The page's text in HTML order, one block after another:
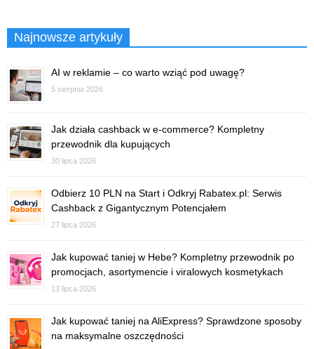
Najnowsze artykuły
AI w reklamie – co warto wziąć pod uwagę?
5 sierpnia 2026
Jak działa cashback w e-commerce? Kompletny
przewodnik dla kupujących
30 lipca 2026
Odbierz 10 PLN na Start i Odkryj Rabatex.pl: Serwis
Cashback z Gigantycznym Potencjałem
27 lipca 2026
Jak kupować taniej w Hebe? Kompletny przewodnik po
promocjach, asortymencie i viralowych kosmetykach
13 lipca 2026
Jak kupować taniej na AliExpress? Sprawdzone sposoby
na maksymalne oszczędności